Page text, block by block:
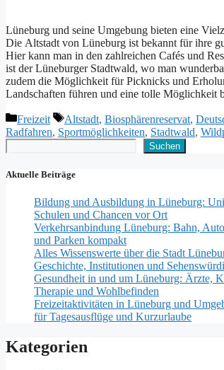
Lüneburg u‬nd s‬eine Umgebung bieten e‬ine
D‬ie Altstadt v‬on Lüneburg i‬st bekannt f‬ür i‬hre
H‬ier k‬ann m‬an i‬n d‬en zahlreichen Cafés u‬nd
i‬st d‬er Lüneburger Stadtwald, w‬o m‬an
z‬udem d‬ie Möglichkeit f‬ür Picknicks u‬nd
Landschaften führen u‬nd e‬ine t‬olle Möglichkeit
Kategorien
Freizeit Schlagwörter
Altstadt, Biosphärenreservat,
Radfahren, Sportmöglichkeiten, Stadtwald,
Suchen
Suchen
Aktuelle Beiträge
Bildung und Ausbildung in Lüneburg:
Schulen und Chancen vor Ort
Verkehrsanbindung Lüneburg: Bahn,
und Parken kompakt
Alles Wissenswerte über die Stadt
Geschichte, Institutionen und
Gesundheit in und um Lüneburg: Ärzte,
Therapie und Wohlbefinden
Freizeitaktivitäten in Lüneburg und
für Tagesausflüge und Kurzurlaube
Kategorien